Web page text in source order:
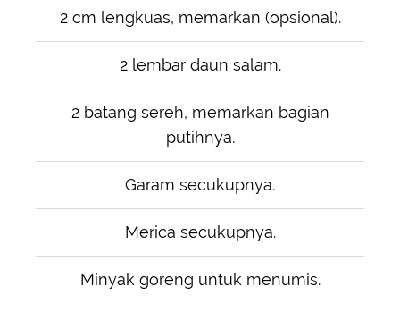
2 cm lengkuas, memarkan (opsional).
2 lembar daun salam.
2 batang sereh, memarkan bagian
putihnya.
Garam secukupnya.
Merica secukupnya.
Minyak goreng untuk menumis.